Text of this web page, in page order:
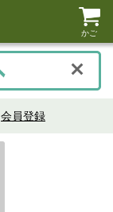
かご
会員登録